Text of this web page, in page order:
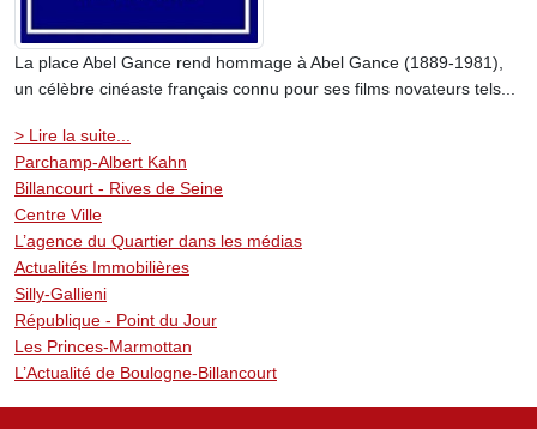
La place Abel Gance rend hommage à Abel Gance (1889-1981),
un célèbre cinéaste français connu pour ses films novateurs tels...
> Lire la suite...
Parchamp-Albert Kahn
Billancourt - Rives de Seine
Centre Ville
L’agence du Quartier dans les médias
Actualités Immobilières
Silly-Gallieni
République - Point du Jour
Les Princes-Marmottan
L’Actualité de Boulogne-Billancourt